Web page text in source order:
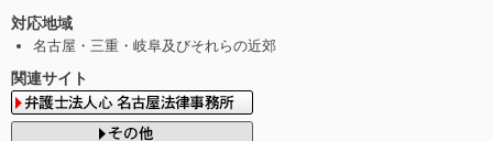
対応地域
名古屋・三重・岐阜及びそれらの近郊
関連サイト